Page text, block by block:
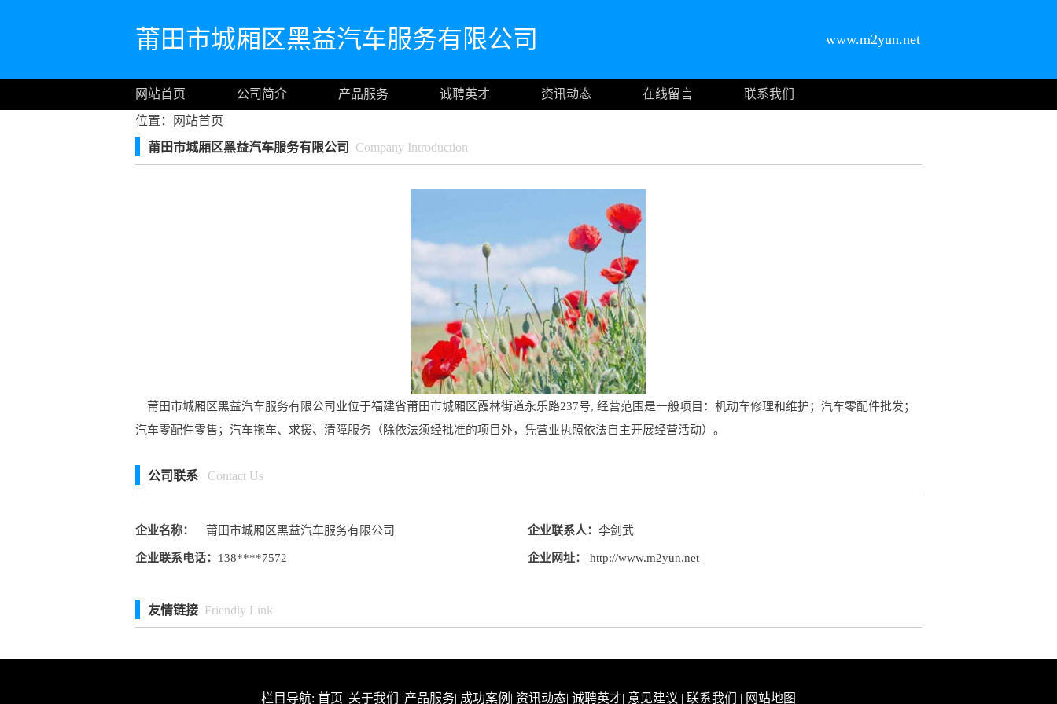
莆田市城厢区黑益汽车服务有限公司 www.m2yun.net
网站首页 公司简介 产品服务 诚聘英才 资讯动态 在线留言
联系我们
位置：
网站首页
莆田市城厢区黑益汽车服务有限公司
Company Introduction
莆田市城厢区黑益汽车服务有限公司业位于福建省莆田市城厢区霞林街道永乐路237号, 经营范围是一般项目：机动车修理和维护；汽车零配件批发；
汽车零配件零售；汽车拖车、求援、清障服务（除依法须经批准的项目外，凭营业执照依法自主开展经营活动）。
公司联系 Contact Us
企业名称： 莆田市城厢区黑益汽车服务有限公司 企业联系人： 李剑武
企业联系电话： 138****7572 企业网址： http://www.m2yun.net
友情链接 Friendly Link
栏目导航: 首页| 关于我们 | 产品服务| 成功案例 | 资讯动态| 诚聘英才| 意见建议 | 联系我们 | 网站地图